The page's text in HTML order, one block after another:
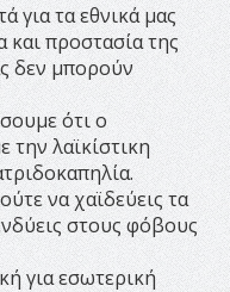
για τα εθνικά μας
και προστασία της
δεν μπορούν
ότι ο
την λαϊκίστικη
να χαϊδεύεις τα
στους φόβους
για εσωτερική